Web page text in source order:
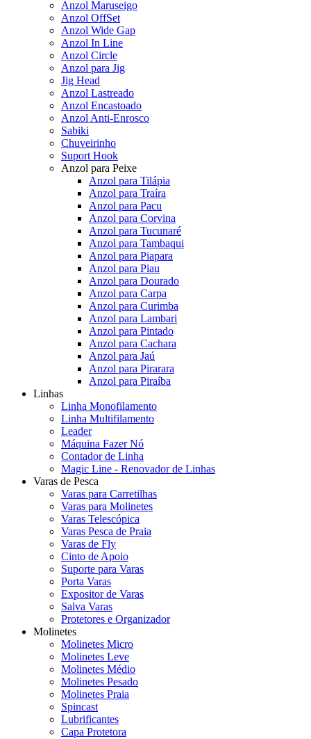
Anzol Maruseigo
Anzol OffSet
Anzol Wide Gap
Anzol In Line
Anzol Circle
Anzol para Jig
Jig Head
Anzol Lastreado
Anzol Encastoado
Anzol Anti-Enrosco
Sabiki
Chuveirinho
Suport Hook
Anzol para Peixe
Anzol para Tilápia
Anzol para Traíra
Anzol para Pacu
Anzol para Corvina
Anzol para Tucunaré
Anzol para Tambaqui
Anzol para Piapara
Anzol para Piau
Anzol para Dourado
Anzol para Carpa
Anzol para Curimba
Anzol para Lambari
Anzol para Pintado
Anzol para Cachara
Anzol para Jaú
Anzol para Pirarara
Anzol para Piraíba
Linhas
Linha Monofilamento
Linha Multifilamento
Leader
Máquina Fazer Nó
Contador de Linha
Magic Line - Renovador de Linhas
Varas de Pesca
Varas para Carretilhas
Varas para Molinetes
Varas Telescópica
Varas Pesca de Praia
Varas de Fly
Cinto de Apoio
Suporte para Varas
Porta Varas
Expositor de Varas
Salva Varas
Protetores e Organizador
Molinetes
Molinetes Micro
Molinetes Leve
Molinetes Médio
Molinetes Pesado
Molinetes Praia
Spincast
Lubrificantes
Capa Protetora